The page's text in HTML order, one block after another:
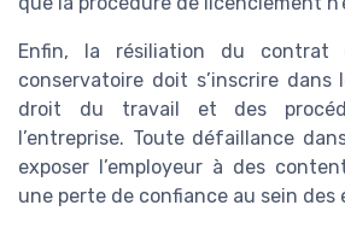
Enfin, la résiliation du
conservatoire doit s’inscrire
droit du travail et des
l’entreprise. Toute défaillance
exposer l’employeur à des
une perte de confiance au sein des